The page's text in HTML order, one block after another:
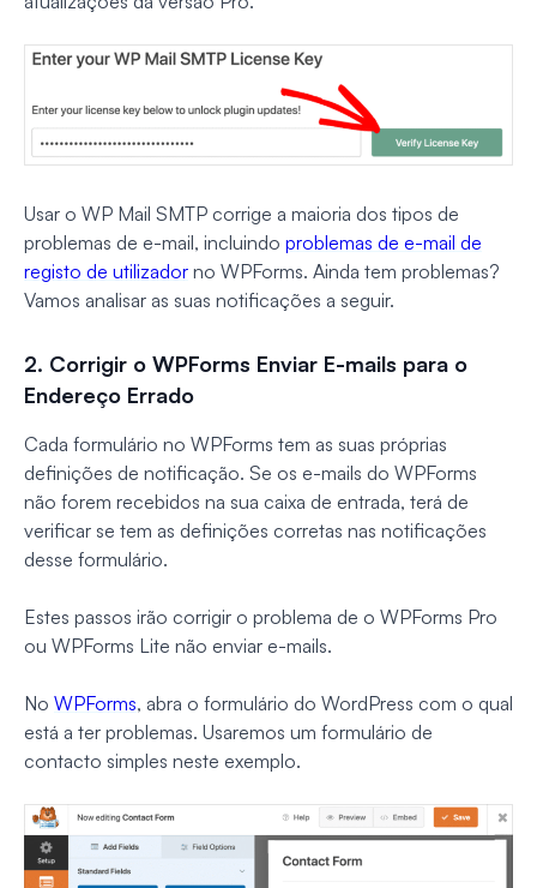
Usar o WP Mail SMTP corrige a maioria dos tipos de
problemas de e-mail, incluindo problemas de e-mail de
registo de utilizador no WPForms. Ainda tem problemas?
Vamos analisar as suas notificações a seguir.
2. Corrigir o WPForms Enviar E-mails para o
Endereço Errado
Cada formulário no WPForms tem as suas próprias
definições de notificação. Se os e-mails do WPForms
não forem recebidos na sua caixa de entrada, terá de
verificar se tem as definições corretas nas notificações
desse formulário.
Estes passos irão corrigir o problema de o WPForms Pro
ou WPForms Lite não enviar e-mails.
No WPForms, abra o formulário do WordPress com o qual
está a ter problemas. Usaremos um formulário de
contacto simples neste exemplo.